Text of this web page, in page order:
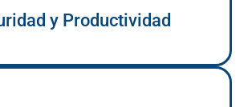
y Productividad